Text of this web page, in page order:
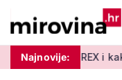
Najnovije:
i kako se računa?